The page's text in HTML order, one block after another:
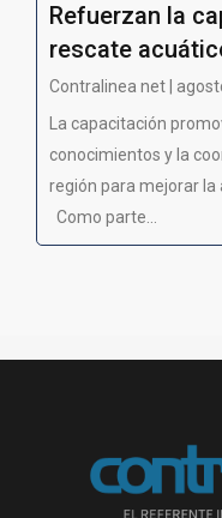
Refuerzan la
rescate
Contralinea net |
La capacitación
conocimientos y la
región para mejorar
Como parte...